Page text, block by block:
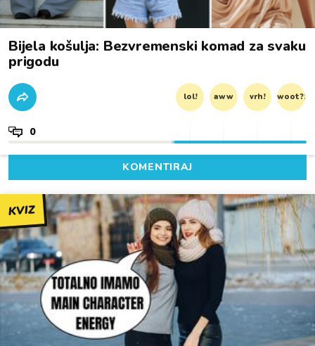
Bijela košulja: Bezvremenski komad za svaku
prigodu
lol! aww vrh! woot?!
0
KOMENTIRAJ
KVIZ